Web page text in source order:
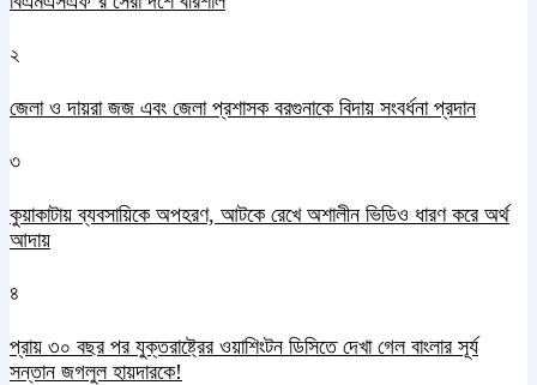
২
জেলা ও দায়রা জজ এবং জেলা প্রশাসক বরগুনাকে বিদায় সংবর্ধনা প্রদান
৩
কুয়াকাটায় ব্যবসায়িকে অপহরণ, আটকে রেখে অশালীন ভিডিও ধারণ করে অর্থ
আদায়
৪
প্রায় ৩০ বছর পর যুক্তরাষ্ট্রের ওয়াশিংটন ডিসিতে দেখা গেল বাংলার সূর্য
সন্তান জগলুল হায়দারকে!